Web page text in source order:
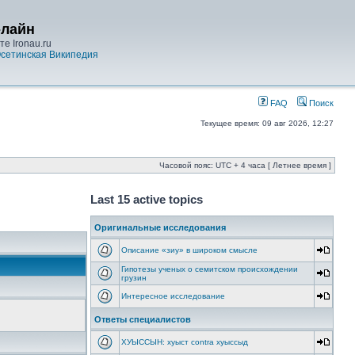
Ironau.ru
Википедия
FAQ Поиск
Текущее время: 09 авг 2026, 12:27
Часовой пояс: UTC + 4 часа [ Летнее время ]
Last 15 active topics
Оригинальные исследования
Описание «зиу» в широком смысле
Гипотезы ученых о семитском происхождении
грузин
Интересное исследование
Ответы специалистов
ХУЫССЫН: хуыст contra хуыссыд